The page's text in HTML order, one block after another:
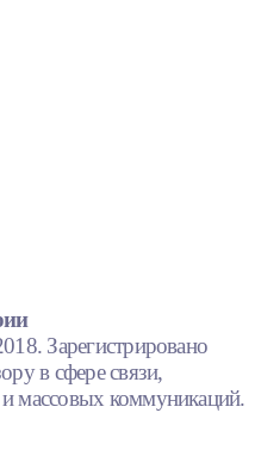
Зарегистрировано
в сфере связи,
массовых коммуникаций.